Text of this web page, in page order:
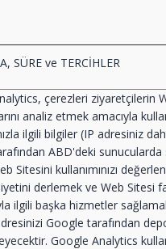
SÜRE ve TERCİHLER
çerezleri ziyaretçilerin
analiz etmek amacıyla
ilgili bilgiler (IP adresiniz
ABD'deki
Sitesini kullanımınızı
derlemek ve Web Sitesi
ilgili başka hizmetler
Google tarafından
Google Analytics